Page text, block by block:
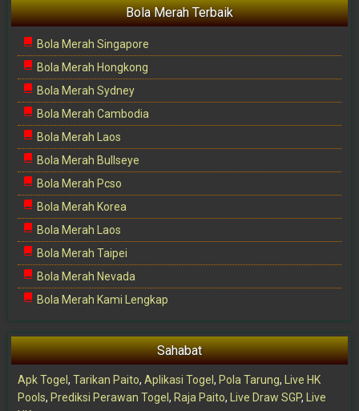
Bola Merah Terbaik
Bola Merah Singapore
Bola Merah Hongkong
Bola Merah Sydney
Bola Merah Cambodia
Bola Merah Laos
Bola Merah Bullseye
Bola Merah Pcso
Bola Merah Korea
Bola Merah Laos
Bola Merah Taipei
Bola Merah Nevada
Bola Merah Kami Lengkap
Sahabat
Apk Togel , Tarikan Paito, Aplikasi Togel , Pola Tarung,
Live HK
Pools, Prediksi Perawan Togel , Raja Paito, Live Draw SGP,
Live